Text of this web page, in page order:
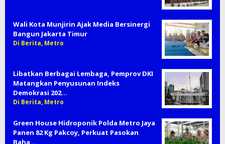
Wali Kota Munjirin Ajak Media Bersinergi
Bangun Jakarta Timur
Di Berita, Metro
Libatkan Berbagai Lembaga, Pemprov DKI
Matangkan Penyusunan Indeks
Demokrasi 202…
Di Berita, Metro
Green House Hidroponik Polda Metro Jaya
Panen 82 Kg Pakcoy, Perkuat Pasokan
Baha…